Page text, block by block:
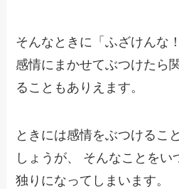
そんなときに「ふざけんな
感情にまかせてぶつけたら
ることもありえます。
ときには感情をぶつけるこ
しょうが、
そんなことをい
独りになってしまいます。